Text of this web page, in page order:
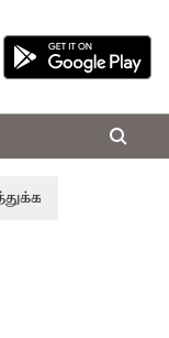
கோடி